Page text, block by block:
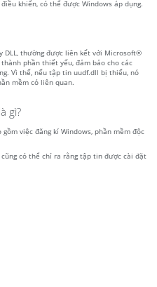
khiển, có thể được Windows áp dụng.
DLL, thường được liên kết với Microsoft®
phần thiết yếu, đảm bảo cho các
Vì thế, nếu tập tin uudf.dll bị thiếu, nó
mềm có liên quan.
gì?
việc đăng kí Windows, phần mềm độc
có thể chỉ ra rằng tập tin được cài đặt